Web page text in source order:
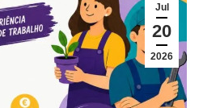
Jul
20
2026